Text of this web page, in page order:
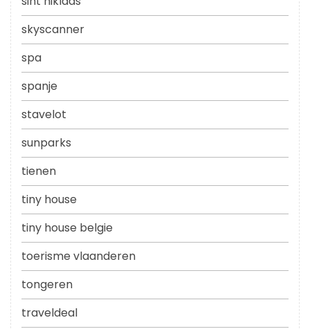
skyscanner
spa
spanje
stavelot
sunparks
tienen
tiny house
tiny house belgie
toerisme vlaanderen
tongeren
traveldeal